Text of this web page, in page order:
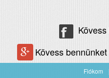
Kövess
Fiókom